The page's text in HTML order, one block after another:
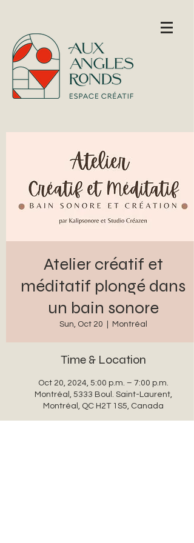
Atelier créatif et
méditatif plongé dans
un bain sonore
Sun, Oct 20 Montréal
Time & Location
Oct 20, 2024, 5:00 p.m. – 7:00 p.m.
Montréal, 5333 Boul. Saint-Laurent,
Montréal, QC H2T 1S5, Canada